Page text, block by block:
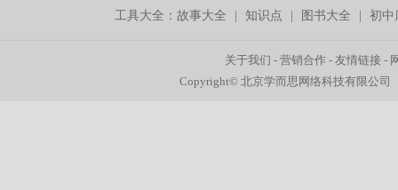
工具大全：故事大全 |知识点 图书大全 |初中
关于我们 -营销合作 -友情链接 -
Copyright© 北京学而思网络科技有限公司